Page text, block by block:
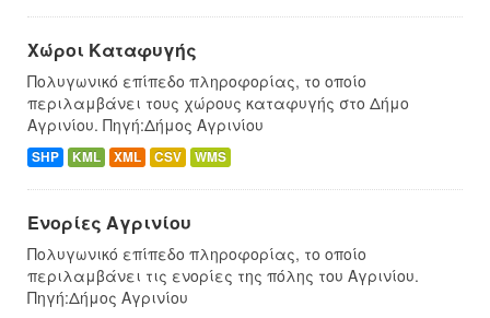
Χώροι Καταφυγής
Πολυγωνικό επίπεδο πληροφορίας, το οποίο
περιλαμβάνει τους χώρους καταφυγής στο Δήμο
Αγρινίου. Πηγή:Δήμος Αγρινίου
SHP KML XML CSV WMS
Ενορίες Αγρινίου
Πολυγωνικό επίπεδο πληροφορίας, το οποίο
περιλαμβάνει τις ενορίες της πόλης του Αγρινίου.
Πηγή:Δήμος Αγρινίου